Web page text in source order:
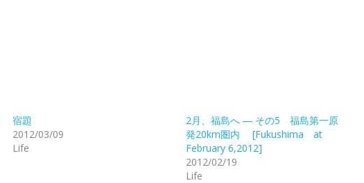
宿題
2012/03/09
Life
2月、福島へ ― その5 福島第一原
発20km圏内 [Fukushima at
February 6,2012]
2012/02/19
Life